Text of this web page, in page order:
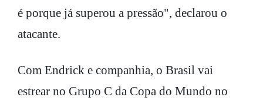
é porque já superou a pressão", declarou o
atacante.
Com Endrick e companhia, o Brasil vai
estrear no Grupo C da Copa do Mundo no